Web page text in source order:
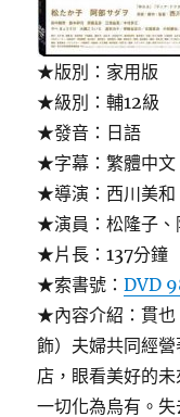
★版別：家用版
★級別：輔12級
★發音：日語
★字幕：繁體中文
★導演：西川美和
★演員：松隆子、
★片長：137分鐘
★索書號：DVD
★內容介紹：貫也
飾）夫婦共同經
店，眼看美好的
一切化為烏有。